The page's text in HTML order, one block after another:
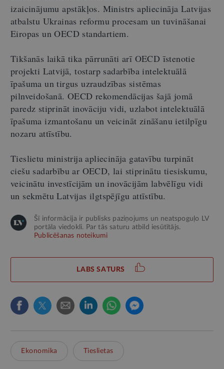
izaicinājumu apstākļos. Ministrs apliecināja Latvijas
atbalstu Ukrainas reformu procesam un tuvināšanai
Eiropas un OECD standartiem.
Tikšanās laikā tika pārrunāti arī OECD īstenotie
projekti Latvijā, tostarp sadarbība intelektuālā
īpašuma un tirgus uzraudzības sistēmas
pilnveidošanā. OECD rekomendācijas šajā jomā
paredz stiprināt inovāciju vidi, uzlabot intelektuālā
īpašuma izmantošanu un veicināt zināšanu ietilpīgu
nozaru attīstību.
Tieslietu ministrija apliecināja gatavību turpināt
ciešu sadarbību ar OECD, lai stiprinātu tiesiskumu,
veicinātu investīcijām un inovācijām labvēlīgu vidi
un sekmētu Latvijas ilgtspējīgu attīstību.
Šī informācija ir publisks paziņojums un neatspoguļo LV
portāla viedokli. Par tās saturu atbild iesūtītājs.
Publicēšanas noteikumi
LABS SATURS
Ekonomika Tieslietas